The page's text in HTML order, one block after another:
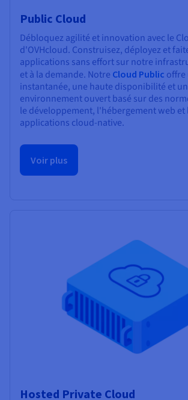
Public Cloud
Débloquez agilité et innovation avec le
d'OVHcloud. Construisez, déployez et
applications sans effort sur notre
et à la demande. Notre Cloud Public offre
instantanée, une haute disponibilité et un
environnement ouvert basé sur des
le développement, l'hébergement web et
applications cloud-native.
Voir plus
Hosted Private Cloud